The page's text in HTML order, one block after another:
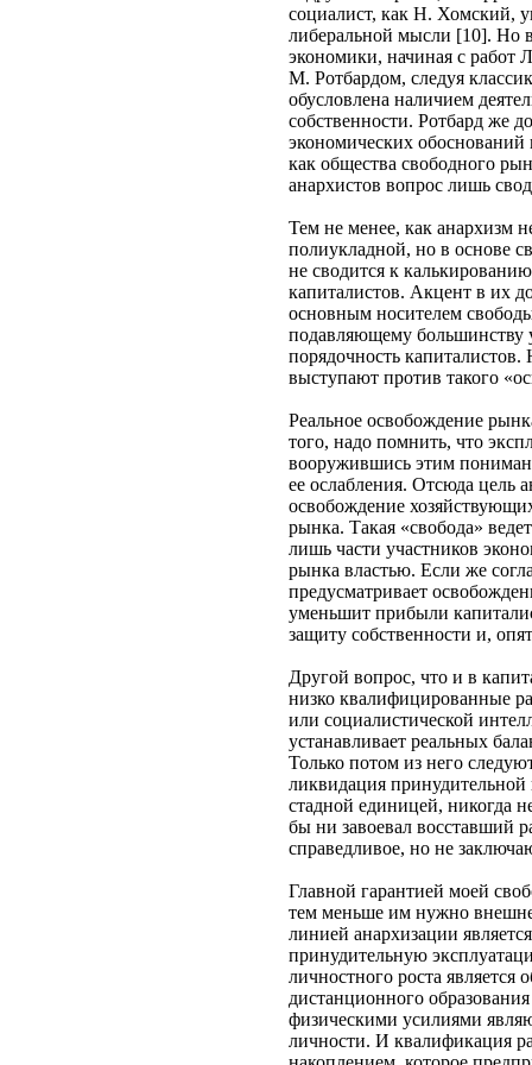
социалист, как Н. Хомский,
либеральной мысли [10]. Но
экономики, начиная с работ
М. Ротбардом, следуя
обусловлена наличием
собственности. Ротбард же
экономических обоснований
как общества свободного
анархистов вопрос лишь
Тем не менее, как анархизм
полиукладной, но в основе
не сводится к
капиталистов. Акцент в их
основным носителем
подавляющему большинству
порядочность
выступают против такого
Реальное освобождение
того, надо помнить, что
вооружившись этим
ее ослабления. Отсюда цель
освобождение
рынка. Такая «свобода»
лишь части участников
рынка властью. Если же
предусматривает
уменьшит прибыли
защиту собственности и,
Другой вопрос, что и в
низко квалифицированные
или социалистической
устанавливает реальных
Только потом из него
ликвидация принудительной
стадной единицей, никогда
бы ни завоевал восставший
справедливое, но не
Главной гарантией моей
тем меньше им нужно
линией анархизации
принудительную
личностного роста является
дистанционного
физическими усилиями
личности. И квалификация